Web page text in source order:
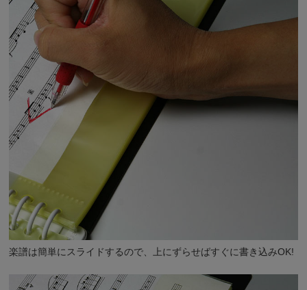
楽譜は簡単にスライドするので、上にずらせばすぐに書き込みOK!